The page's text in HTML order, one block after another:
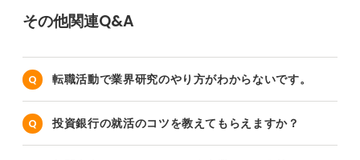
その他関連Q&A
転職活動で業界研究のやり方がわからないです。
投資銀行の就活のコツを教えてもらえますか？